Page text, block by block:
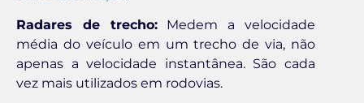
Radares de trecho:Medem a velocidade
média do veículo em um trecho de via, não
apenas a velocidade instantânea. São cada
vez mais utilizados em rodovias.